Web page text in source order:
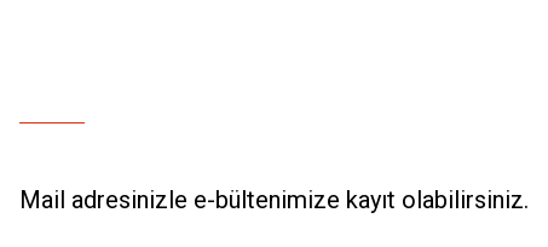
Mail adresinizle e-bültenimize kayıt olabilirsiniz.